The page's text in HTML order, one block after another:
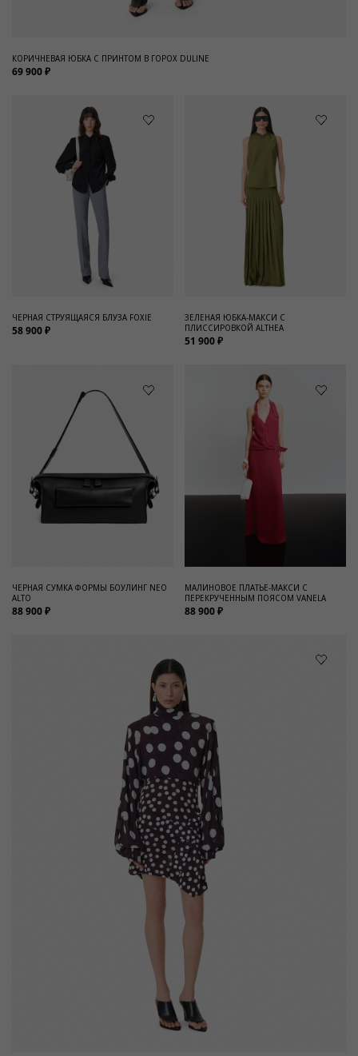
КОРИЧНЕВАЯ ЮБКА С ПРИНТОМ В ГОРОХ DULINE
69 900 ₽
ЧЕРНАЯ СТРУЯЩАЯСЯ БЛУЗА FOXIE
58 900 ₽
ЗЕЛЕНАЯ ЮБКА-МАКСИ С
ПЛИССИРОВКОЙ ALTHEA
51 900 ₽
ЧЕРНАЯ СУМКА ФОРМЫ БОУЛИНГ NEO
ALTO
88 900 ₽
МАЛИНОВОЕ ПЛАТЬЕ-МАКСИ С
ПЕРЕКРУЧЕННЫМ ПОЯСОМ VANELA
88 900 ₽